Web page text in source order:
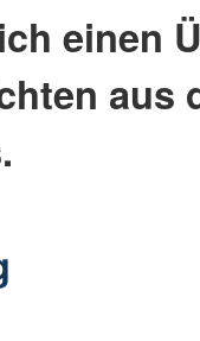
einen
aus